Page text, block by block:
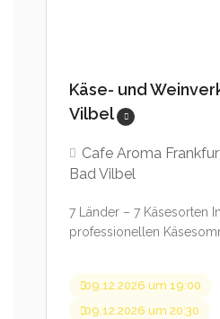
Käse- und
Vilbel
Cafe Aroma
Bad Vilbel
7 Länder – 7 Käsesorten
professionellen
09.12.2026 um 19:00
09.12.2026 um 20:30